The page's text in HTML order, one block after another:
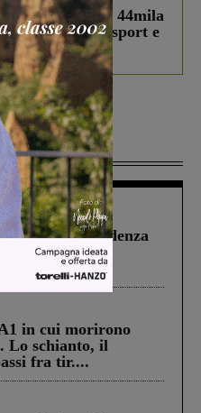
Cities, oltre 44mila
bando per lo sport e
2026
oltre la scadenza
d’Italia: “Un
in cui morirono
Lo schianto, il
fra tir....